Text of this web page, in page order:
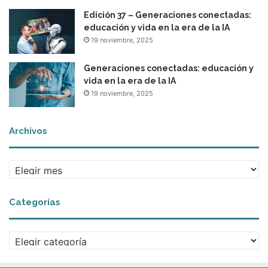
Edición 37 – Generaciones conectadas:
educación y vida en la era de la IA
19 noviembre, 2025
Generaciones conectadas: educación y
vida en la era de la IA
19 noviembre, 2025
Archivos
r
h
i
Categorías
a